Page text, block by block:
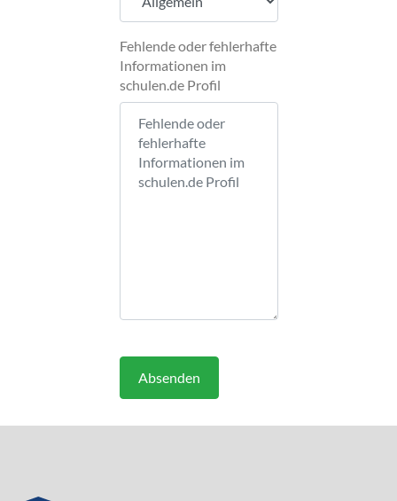
Fehlende oder fehlerhafte
Informationen im
schulen.de Profil
Absenden